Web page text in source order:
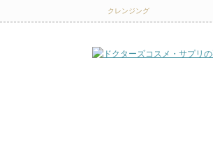
クレンジング